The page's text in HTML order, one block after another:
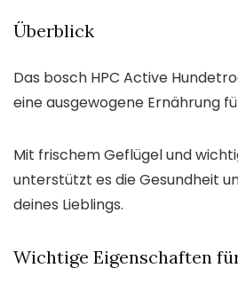
Überblick
Das bosch HPC Active
eine ausgewogene Ernährung
Mit frischem Geflügel und
unterstützt es die Gesundheit
deines Lieblings.
Wichtige Eigenschaften